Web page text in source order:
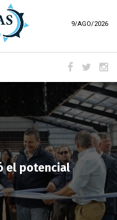
9/AGO/2026
el potencial